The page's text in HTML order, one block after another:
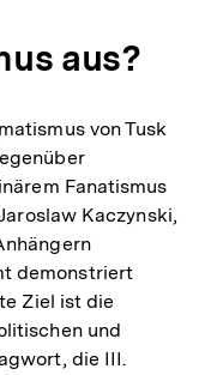
aus?
von Tusk
Fanatismus
Kaczynski,
demonstriert
Ziel ist die
und
die III.